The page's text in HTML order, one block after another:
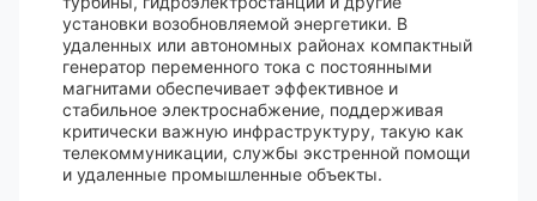
установки возобновляемой энергетики. В
удаленных или автономных районах компактный
генератор переменного тока с постоянными
магнитами обеспечивает эффективное и
стабильное электроснабжение, поддерживая
критически важную инфраструктуру, такую как
телекоммуникации, службы экстренной помощи
и удаленные промышленные объекты.